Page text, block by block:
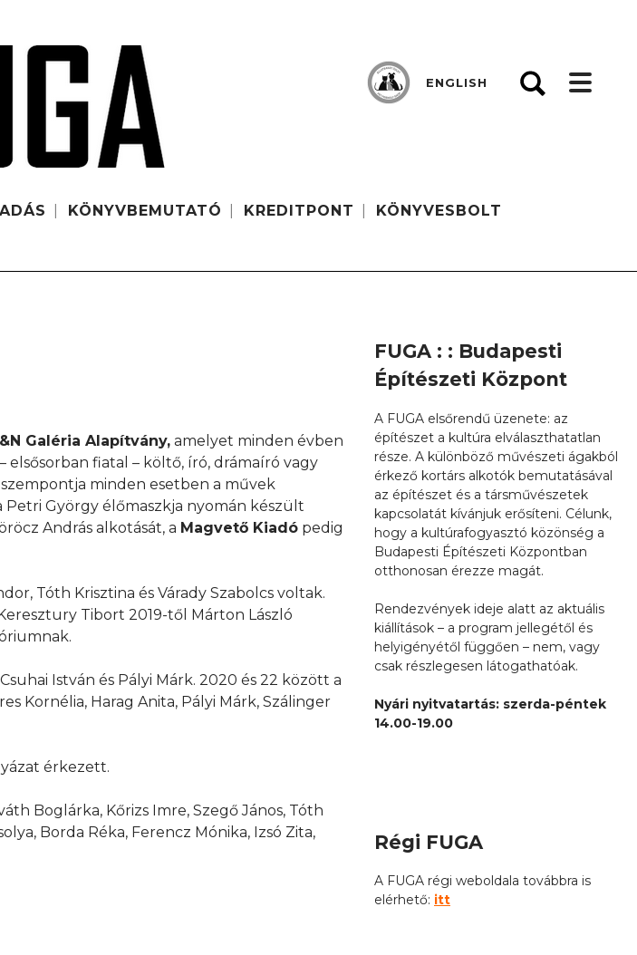
KÖNYVBEMUTATÓ KREDITPONT KÖNYVESBOLT
ENGLISH
Galéria Alapítvány, amelyet minden évben
elsősorban fiatal – költő, író, drámaíró vagy
minden esetben a művek
Petri György élőmaszkja nyomán készült
András alkotását, a Magvető Kiadó pedig
Tóth Krisztina és Várady Szabolcs voltak.
Tibort 2019-től Márton László
István és Pályi Márk. 2020 és 22 között a
Kornélia, Harag Anita, Pályi Márk, Szálinger
érkezett.
Boglárka, Kőrizs Imre, Szegő János, Tóth
Borda Réka, Ferencz Mónika, Izsó Zita,
FUGA : : Budapesti
Építészeti Központ
A FUGA elsőrendű üzenete: az
építészet a kultúra elválaszthatatlan
része. A különböző művészeti ágakból
érkező kortárs alkotók bemutatásával
az építészet és a társművészetek
kapcsolatát kívánjuk erősíteni. Célunk,
hogy a kultúrafogyasztó közönség a
Budapesti Építészeti Központban
otthonosan érezze magát.
Rendezvények ideje alatt az aktuális
kiállítások – a program jellegétől és
helyigényétől függően – nem, vagy
csak részlegesen látogathatóak.
Nyári nyitvatartás: szerda-péntek
14.00-19.00
Régi FUGA
A FUGA régi weboldala továbbra is
elérhető: itt